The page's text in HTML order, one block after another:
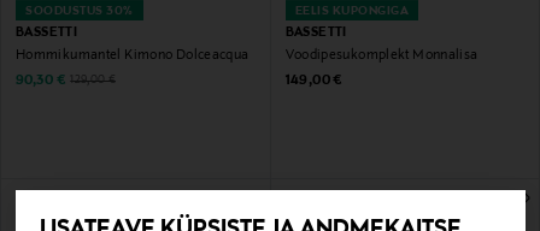
SOODUSTUS 30%
BASSETTI
Hommikumantel Kimono Dolceacqua
Discounted Price
90,30 € Original Price
129,00 €
EELIS KUPONGIGA
BASSETTI
Voodipesukomplekt Monnalisa
Original Price
149,00 €